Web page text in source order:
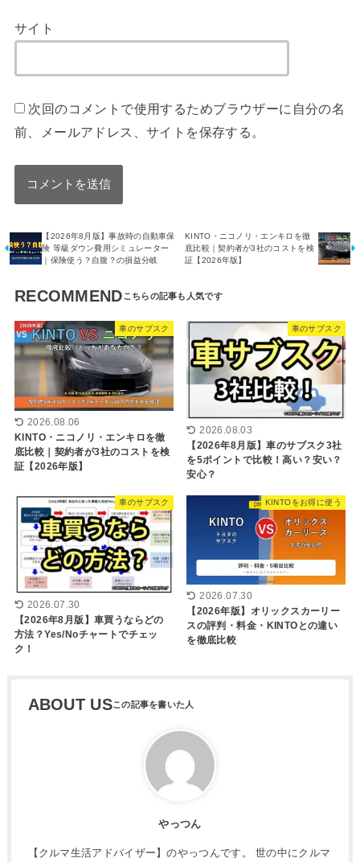
サイト
次回のコメントで使用するためブラウザーに自分の名
前、メールアドレス、サイトを保存する。
【2026年8月版】事故時の自動車保
険 等級ダウン費用シミュレーター
｜保険使う？自腹？の損益分岐
KINTO・ニコノリ・エンキロを徹
底比較｜契約者が3社のコストを検
証【2026年版】
RECOMMEND
車のサブスク
2026.08.06
KINTO・ニコノリ・エンキロを徹
底比較｜契約者が3社のコストを検
証【2026年版】
車のサブスク
2026.08.03
【2026年8月版】車のサブスク3社
を5ポイントで比較！高い？安い？
安心？
車のサブスク
2026.07.30
【2026年8月版】車買うならどの
方法？Yes/Noチャートでチェッ
ク！
KINTOをお得に使う
2026.07.30
【2026年版】オリックスカーリー
スの評判・料金・KINTOとの違い
を徹底比較
ABOUT US
やっつん
【クルマ生活アドバイザー】のやっつんです。 世の中にクルマ